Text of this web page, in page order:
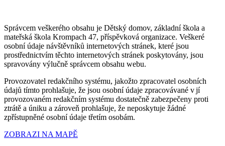
Správcem veškerého obsahu je Dětský domov, základní škola a
mateřská škola Krompach 47, příspěvková organizace. Veškeré
osobní údaje návštěvníků internetových stránek, které jsou
prostřednictvím těchto internetových stránek poskytovány, jsou
spravovány výlučně správcem obsahu webu.
Provozovatel redakčního systému, jakožto zpracovatel osobních
údajů tímto prohlašuje, že jsou osobní údaje zpracovávané v jí
provozovaném redakčním systému dostatečně zabezpečeny proti
ztrátě a úniku a zároveň prohlašuje, že neposkytuje žádné
zpřístupněné osobní údaje třetím osobám.
ZOBRAZI NA MAPĚ